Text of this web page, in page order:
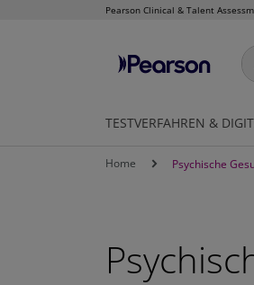
Pearson Clinical & Talent
Direkt
TESTVERFAHREN &
Home Psychische